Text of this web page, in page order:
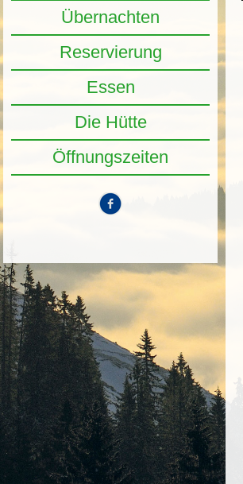
Übernachten
Reservierung
Essen
Die Hütte
Öffnungszeiten